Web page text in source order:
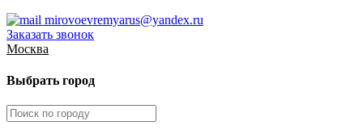
mirovoevremyarus@yandex.ru
Заказать звонок
Москва
Выбрать город